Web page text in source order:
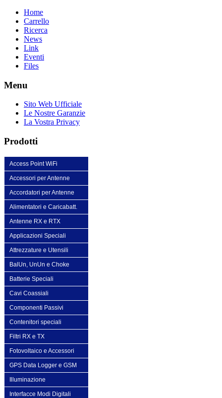
Home
Carrello
Ricerca
News
Link
Eventi
Files
Menu
Sito Web Ufficiale
Le Nostre Garanzie
La Vostra Privacy
Prodotti
Access Point WiFi
Accessori per Antenne
Accordatori per Antenne
Alimentatori e Caricabatt.
Antenne RX e RTX
Applicazioni Speciali
Attrezzature e Utensili
BalUn, UnUn e Choke
Batterie Speciali
Cavi Coassiali
Componenti Passivi
Contenitori speciali
Filtri RX e TX
Fotovoltaico e Accessori
GPS Data Logger e GSM
Illuminazione
Interfacce Modi Digitali